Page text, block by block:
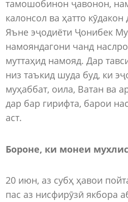
тамошобинон ҷавонон,
калонсол ва ҳатто
Яъне эҷодиёти Ҷонибек
намояндагони чанд
муттаҳид намояд. Дар
низ таъкид шуда буд, ки
муҳаббат, оила, Ватан ва
дар бар гирифта, барои
аст.
Бороне, ки монеи
20 июн, аз субҳ ҳавои
пас аз нисфирӯзӣ якбора